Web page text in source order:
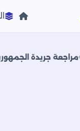
مراجعة جريدة